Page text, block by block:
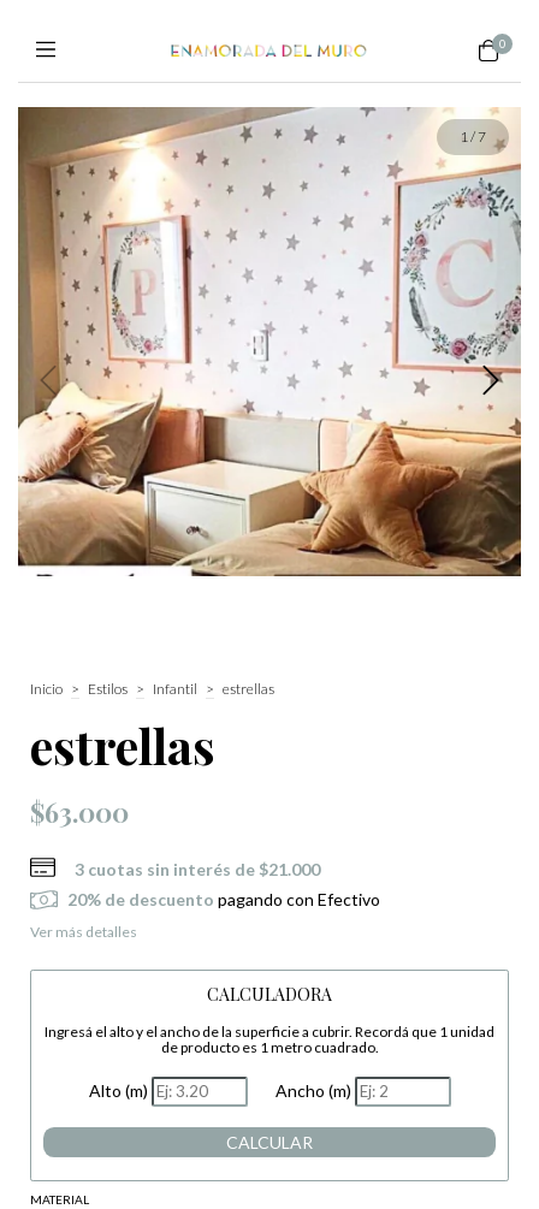
0
1/ 7
Inicio > Estilos > Infantil > estrellas
estrellas
$63.000
3 cuotas sin interés de $21.000
20% de descuento pagando con Efectivo
Ver más detalles
CALCULADORA
Ingresá el alto y el ancho de la superficie a cubrir. Recordá que 1 unidad
de producto es 1 metro cuadrado.
Alto (m) Ancho (m)
CALCULAR
MATERIAL